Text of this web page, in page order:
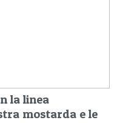
la linea
mostarda e le